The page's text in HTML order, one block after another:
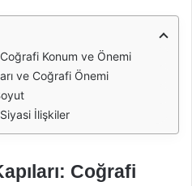
Coğrafi Konum ve Önemi
ve Coğrafi Önemi
İlişkiler
Coğrafi